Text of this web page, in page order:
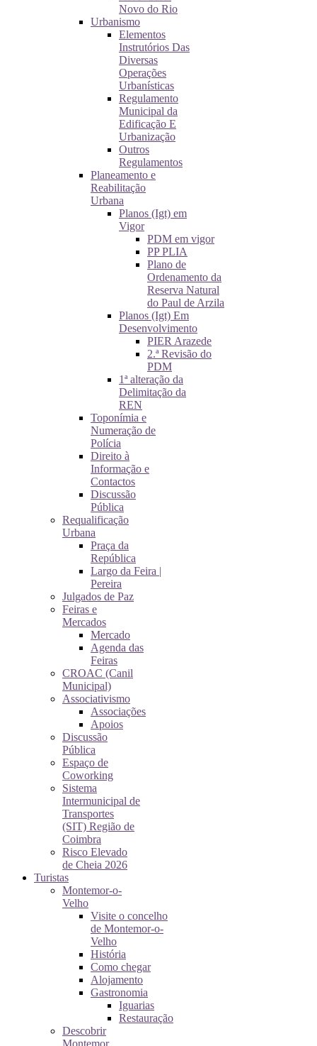
Novo do Rio
Urbanismo
Elementos
Instrutórios Das
Diversas
Operações
Urbanísticas
Regulamento
Municipal da
Edificação E
Urbanização
Outros
Regulamentos
Planeamento e
Reabilitação
Urbana
Planos (Igt) em
Vigor
PDM em vigor
PP PLIA
Plano de
Ordenamento da
Reserva Natural
do Paul de Arzila
Planos (Igt) Em
Desenvolvimento
PIER Arazede
2.ª Revisão do
PDM
1ª alteração da
Delimitação da
REN
Toponímia e
Numeração de
Polícia
Direito à
Informação e
Contactos
Discussão
Pública
Requalificação
Urbana
Praça da
República
Largo da Feira |
Pereira
Julgados de Paz
Feiras e
Mercados
Mercado
Agenda das
Feiras
CROAC (Canil
Municipal)
Associativismo
Associações
Apoios
Discussão
Pública
Espaço de
Coworking
Sistema
Intermunicipal de
Transportes
(SIT) Região de
Coimbra
Risco Elevado
de Cheia 2026
Turistas
Montemor-o-
Velho
Visite o concelho
de Montemor-o-
Velho
História
Como chegar
Alojamento
Gastronomia
Iguarias
Restauração
Descobrir
Montemor